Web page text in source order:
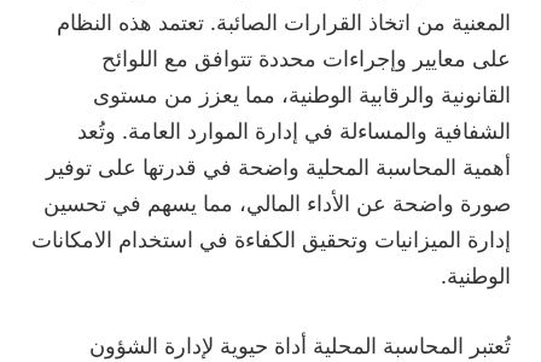
المعنية من اتخاذ القرارات الصائبة. تعتمد هذه النظام
على معايير وإجراءات محددة تتوافق مع اللوائح
القانونية والرقابية الوطنية، مما يعزز من مستوى
الشفافية والمساءلة في إدارة الموارد العامة. وتُعد
أهمية المحاسبة المحلية واضحة في قدرتها على توفير
صورة واضحة عن الأداء المالي، مما يسهم في تحسين
إدارة الميزانيات وتحقيق الكفاءة في استخدام الامكانات
الوطنية.
تُعتبر المحاسبة المحلية أداة حيوية لإدارة الشؤون